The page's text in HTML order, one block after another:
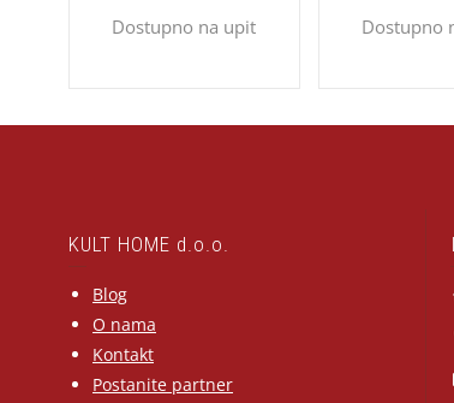
Dostupno na upit Dostupno
KULT HOME d.o.o.
Blog
O nama
Kontakt
Postanite partner